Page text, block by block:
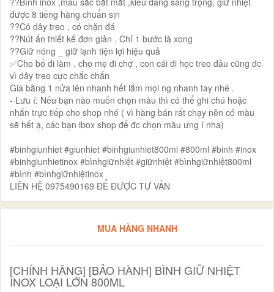
được 8 tiếng hàng chuẩn sịn
??Có dây treo , có chặn đá
??Nút ấn thiết kế đơn giản . Chỉ 1 bước là xong
??Giữ nóng _ giữ lạnh tiện lợi hiệu quả
✅Cho bố đi làm , cho mẹ đi chợ , con cái đi học treo đâu cũng đc
vì dây treo cực chắc chắn
Giá bằng 1 nửa lên nhanh hết lắm mọi ng nhanh tay nhé .
- Lưu í: Nếu bạn nào muốn chọn màu thì có thể ghi chú hoặc
nhắn trực tiếp cho shop nhé ( vì hàng bán rất chạy nên có màu
sẽ hết ạ, các bạn ibox shop để đc chọn màu ưng í nha)
#binhgiunhiet #giunhiet #binhgiunhiet800ml #800ml #binh #inox
#binhgiunhietinox #bìnhgiữnhiệt #giữnhiệt #bìnhgiữnhiệt800ml
#bình #bìnhgiữnhiệtinox
LIÊN HỆ 0975490169 ĐỂ ĐƯỢC TƯ VẤN
MUA HÀNG NHANH
[CHÍNH HÃNG] [BẢO HÀNH] BÌNH GIỮ NHIỆT
INOX LOẠI LỚN 800ML